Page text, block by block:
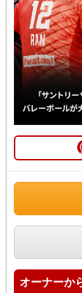
オーナーか